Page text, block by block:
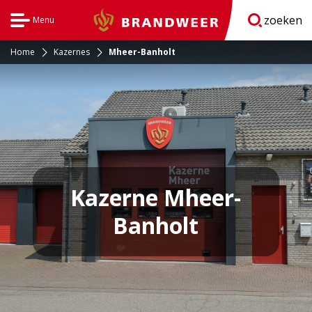
Menu Brandweer zoeken
Home Kazernes Mheer-Banholt
Kazerne Mheer-
Banholt